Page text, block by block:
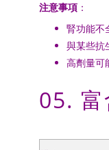
注意事項 ：
腎功能不
與某些抗
高劑量可
05. 富